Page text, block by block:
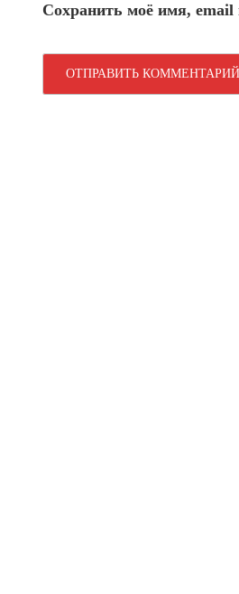
Сохранить моё имя, email